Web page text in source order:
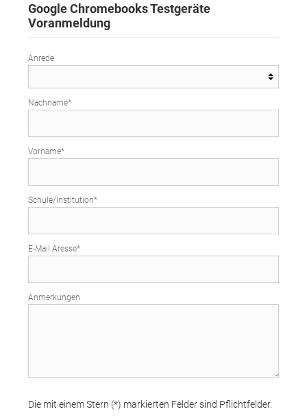
Google Chromebooks Testgeräte
Voranmeldung
Anrede
Nachname*
Vorname*
Schule/Institution*
E-Mail Aresse*
Anmerkungen
Die mit einem Stern (*) markierten Felder sind Pflichtfelder.